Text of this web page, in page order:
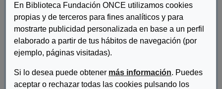
En Biblioteca Fundación ONCE utilizamos cookies
propias y de terceros para fines analíticos y para
mostrarte publicidad personalizada en base a un perfil
elaborado a partir de tus hábitos de navegación (por
ejemplo, páginas visitadas).
Si lo desea puede obtener más información. Puedes
aceptar o rechazar todas las cookies pulsando los